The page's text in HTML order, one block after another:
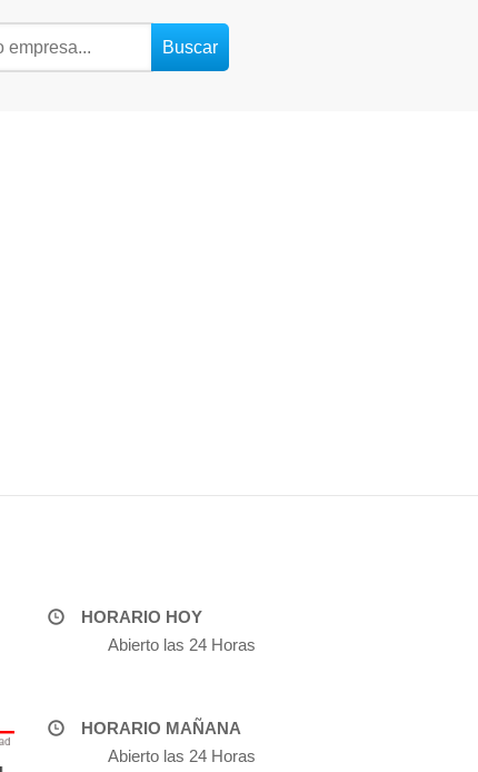
HORARIO HOY
Abierto las 24 Horas
HORARIO MAÑANA
Abierto las 24 Horas